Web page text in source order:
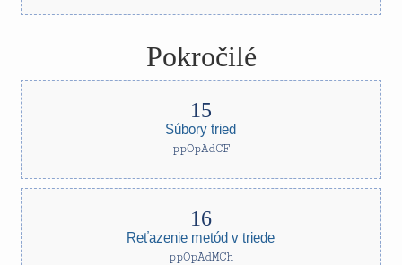
Pokročilé
Súbory tried
ppOpAdCF
Reťazenie metód v triede
ppOpAdMCh